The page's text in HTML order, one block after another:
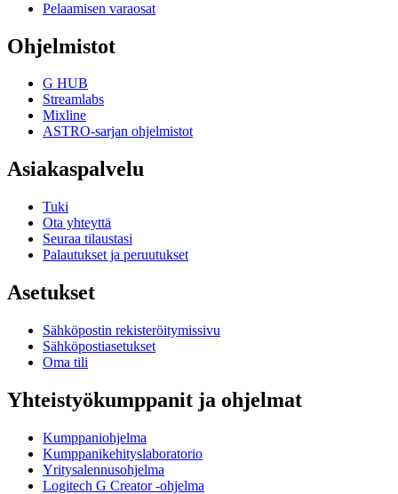
Pelaamisen varaosat
Ohjelmistot
G HUB
Streamlabs
Mixline
ASTRO-sarjan ohjelmistot
Asiakaspalvelu
Tuki
Ota yhteyttä
Seuraa tilaustasi
Palautukset ja peruutukset
Asetukset
Sähköpostin rekisteröitymissivu
Sähköpostiasetukset
Oma tili
Yhteistyökumppanit ja ohjelmat
Kumppaniohjelma
Kumppanikehityslaboratorio
Yritysalennusohjelma
Logitech G Creator -ohjelma